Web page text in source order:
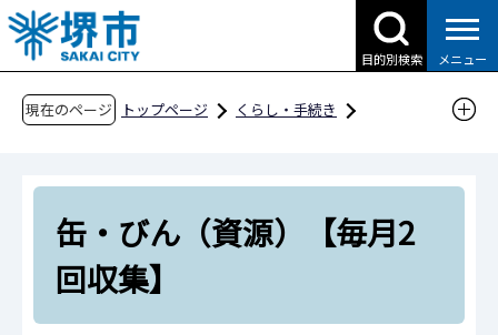
こ
の
ペ
目的別検索 メニュー
現在のページ トップページ
くらし・手続き
家庭から出るごみ
家庭から出るごみの出し方
缶・びん（資源）【毎月2回収集】
缶・びん（資源）【毎月2
回収集】